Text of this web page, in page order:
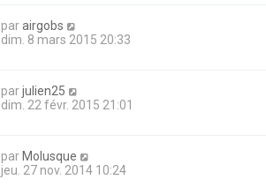
parairgobs
dim. 8 mars 2015 20:33
parjulien25
dim. 22 févr. 2015 21:01
par Molusque
jeu. 27 nov. 2014 10:24